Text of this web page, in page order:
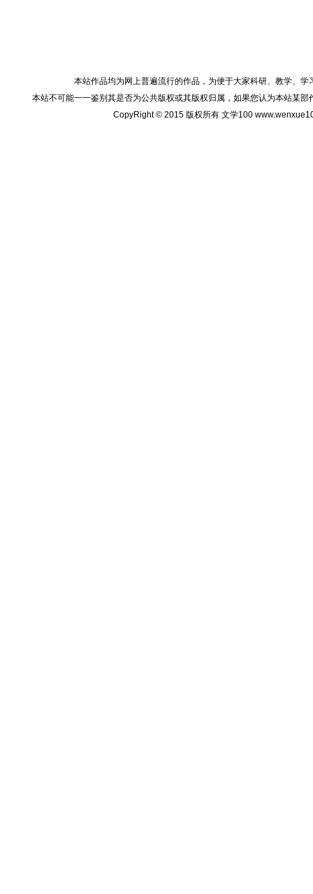
本站作品均为网上普遍流行的作品，为便于大家科研、教学、
本站不可能一一鉴别其是否为公共版权或其版权归属，如果您认为本站某
CopyRight © 2015 版权所有 文学100